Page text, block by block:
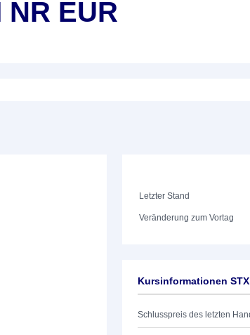
NR EUR
Letzter Stand
Veränderung zum Vortag
Kursinformationen STX
Schlusspreis des letzten